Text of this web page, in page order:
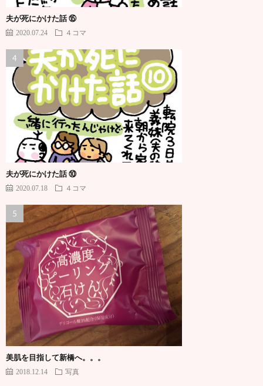
夫が死にかけた話 ⑮
2020.07.24 ４コマ
夫が死にかけた話 ⑩
2020.07.18 ４コマ
美肌を目指して新橋へ。。。
2018.12.14 写真